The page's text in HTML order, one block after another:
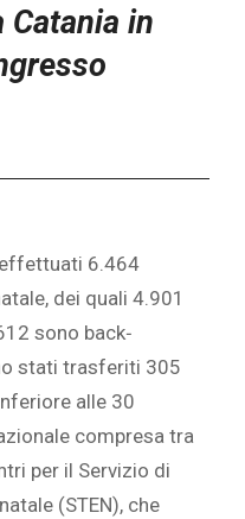
Catania in
6.464
dei quali 4.901
sono back‐
stati trasferiti 305
alle 30
compresa tra
per il Servizio di
(STEN), che